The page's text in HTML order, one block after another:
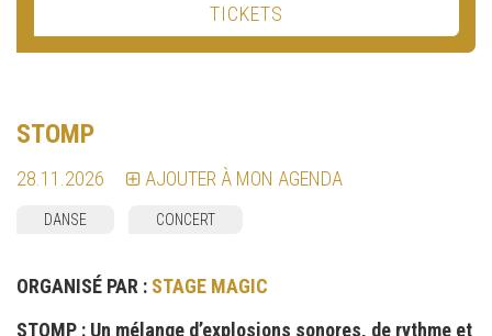
TICKETS
STOMP
28.11.2026 AJOUTER À MON AGENDA
DANSE CONCERT
ORGANISÉ PAR : STAGE MAGIC
STOMP : Un mélange d’explosions sonores, de rythme et